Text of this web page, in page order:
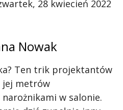
28 kwiecień 2022
Nowak
Ten trik projektantów
jej metrów
w salonie.